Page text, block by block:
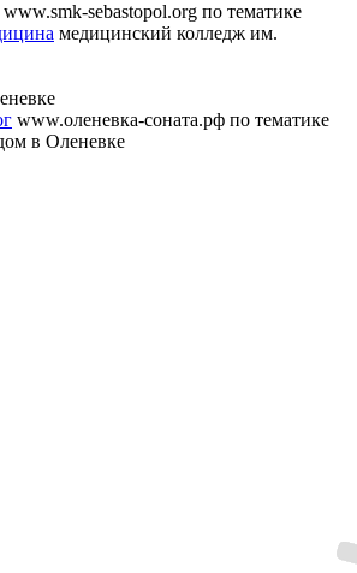
www.smk-sebastopol.org по тематике
медицинский колледж им.
www.оленевка-соната.рф по тематике
в Оленевке